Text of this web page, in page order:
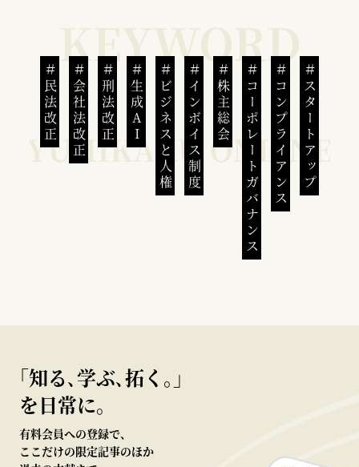
民法改正 会社法改正 刑法改正 生成AI ビジネスと人権インボイス制度 株主総会 コーポレートガバナンスコンプライアンススタートアップ
｢知る､学ぶ､拓く｡｣
を日常に。
有料会員への登録で、
ここだけの限定記事のほか